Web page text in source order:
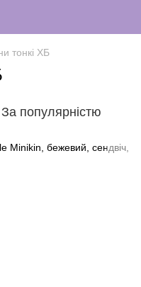
тонкі ХБ
За популярністю